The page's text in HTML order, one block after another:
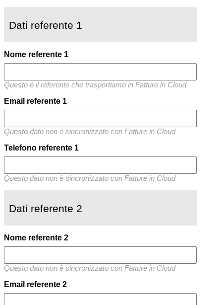
Dati referente 1
Nome referente 1
Questo è il referente che trasportiamo in Fatture in Cloud
Email referente 1
Questo dato non è sincronizzato con Fatture in Cloud
Telefono referente 1
Questo dato non è sincronizzato con Fatture in Cloud
Dati referente 2
Nome referente 2
Questo dato non è sincronizzato con Fatture in Cloud
Email referente 2